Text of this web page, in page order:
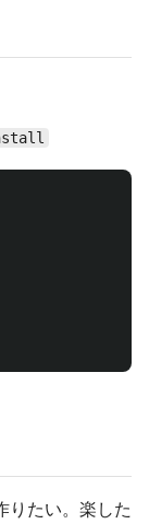
りたい。楽した